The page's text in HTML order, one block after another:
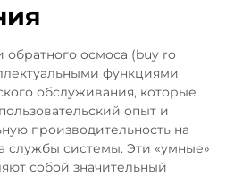
осмоса (buy ro
функциями
обслуживания, которые
опыт и
производительность на
службы системы. Эти «умные»
собой значительный